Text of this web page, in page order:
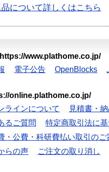
について詳しくはこちら
https://www.plathome.co.jp/
電子公告 OpenBlocks
online.plathome.co.jp/
ラインについて
見積書・
るご質問
特定商取引法に
・公費・科研費払い取引のご
らの声 ご注文の取り消し